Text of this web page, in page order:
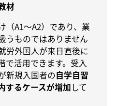
材
（A1〜A2）であり、業
うものではありません
労外国人が来日直後に
で活用できます。受入
新規入国者の自学自習
するケースが増加 して